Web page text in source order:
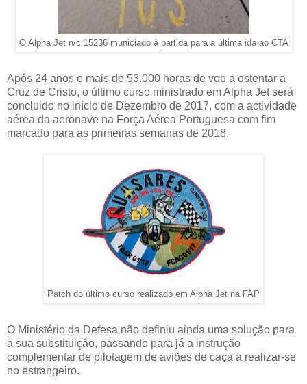
O Alpha Jet n/c 15236 municiado à partida para a última ida ao CTA
Após 24 anos e mais de 53.000 horas de voo a ostentar a
Cruz de Cristo, o último curso ministrado em Alpha Jet será
concluido no início de Dezembro de 2017, com a actividade
aérea da aeronave na Força Aérea Portuguesa com fim
marcado para as primeiras semanas de 2018.
Patch do último curso realizado em Alpha Jet na FAP
O Ministério da Defesa não definiu ainda uma solução para
a sua substituição, passando para já a instrução
complementar de pilotagem de aviões de caça a realizar-se
no estrangeiro.